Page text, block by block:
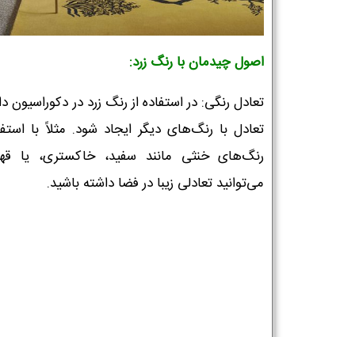
اصول چیدمان با رنگ زرد:
تعادل رنگی: در استفاده از رنگ زرد در دکوراسیون
تعادل با رنگ‌های دیگر ایجاد شود. مثلاً با
رنگ‌های خنثی مانند سفید، خاکستری، یا
می‌توانید تعادلی زیبا در فضا داشته باشید.